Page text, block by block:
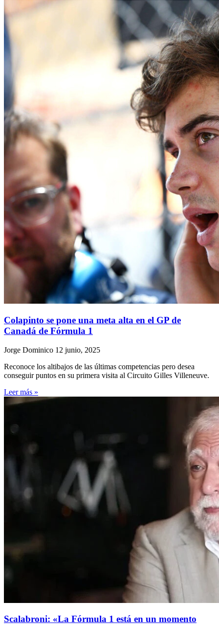
Colapinto se pone una meta alta en el GP de
Canadá de Fórmula 1
Jorge Dominico 12 junio, 2025
Reconoce los altibajos de las últimas competencias pero desea
conseguir puntos en su primera visita al Circuito Gilles Villeneuve.
Leer más »
Scalabroni: «La Fórmula 1 está en un momento